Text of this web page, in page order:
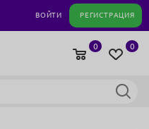
ВОЙТИ РЕГИСТРАЦИЯ
0
0